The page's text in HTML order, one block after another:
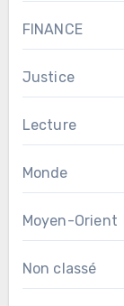
FINANCE
Justice
Lecture
Monde
Moyen-Orient
Non classé